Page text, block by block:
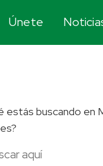
Únete
estás buscando en